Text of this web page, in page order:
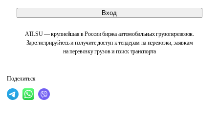
Вход
ATI.SU — крупнейшая в России биржа автомобильных грузоперевозок.
Зарегистрируйтесь и получите доступ к тендерам на перевозки, заявкам
на перевозку грузов и поиск транспорта
Поделиться